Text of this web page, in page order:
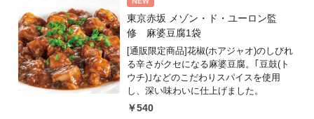
東京赤坂 メゾン・ド・ユーロン監
修 麻婆豆腐1袋
[通販限定商品]花椒(ホアジャオ)のしびれ
る辛さがクセになる麻婆豆腐。｢豆鼓(ト
ウチ)｣などのこだわりスパイスを使用
し、深い味わいに仕上げました。
￥540